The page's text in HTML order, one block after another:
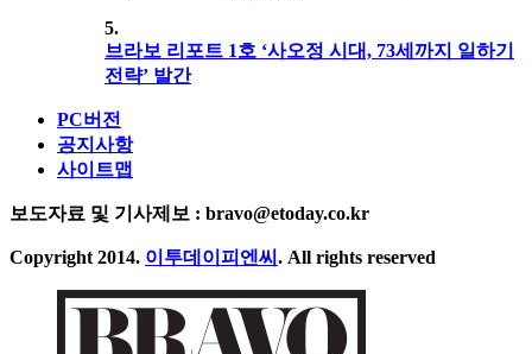
5.
브라보 리포트 1호 ‘사오정 시대, 73세까지 일하기
전략’ 발간
PC버전
공지사항
사이트맵
보도자료 및 기사제보 : bravo@etoday.co.kr
Copyright 2014. 이투데이피엔씨 . All rights reserved